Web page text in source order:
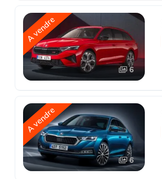
A vendre
6
A vendre
6